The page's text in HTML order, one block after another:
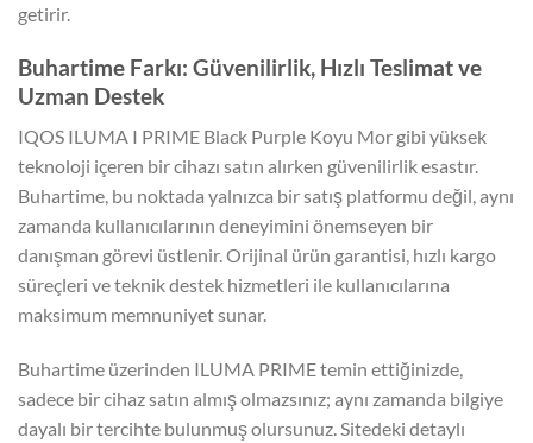
getirir.
Buhartime Farkı: Güvenilirlik, Hızlı Teslimat ve
Uzman Destek
IQOS ILUMA I PRIME Black Purple Koyu Mor gibi yüksek
teknoloji içeren bir cihazı satın alırken güvenilirlik esastır.
Buhartime, bu noktada yalnızca bir satış platformu değil, aynı
zamanda kullanıcılarının deneyimini önemseyen bir
danışman görevi üstlenir. Orijinal ürün garantisi, hızlı kargo
süreçleri ve teknik destek hizmetleri ile kullanıcılarına
maksimum memnuniyet sunar.
Buhartime üzerinden ILUMA PRIME temin ettiğinizde,
sadece bir cihaz satın almış olmazsınız; aynı zamanda bilgiye
dayalı bir tercihte bulunmuş olursunuz. Sitedeki detaylı